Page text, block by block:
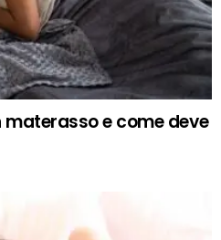
materasso e come deve